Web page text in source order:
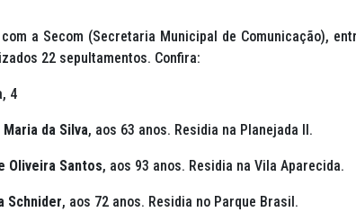
com a Secom (Secretaria Municipal de Comunicação),
22 sepultamentos. Confira:
4
Maria da Silva, aos 63 anos. Residia na Planejada II.
Oliveira Santos, aos 93 anos. Residia na Vila Aparecida.
Schnider, aos 72 anos. Residia no Parque Brasil.